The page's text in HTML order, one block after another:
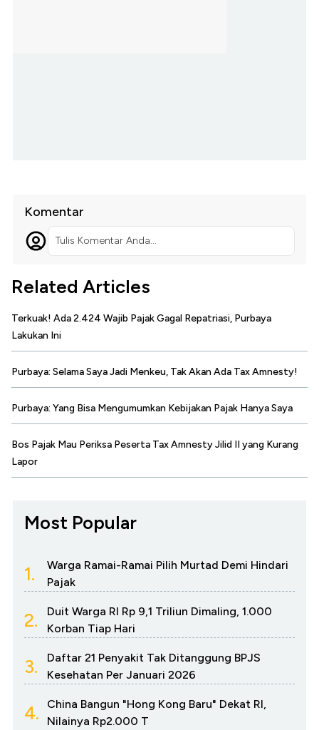
Komentar
Tulis Komentar Anda...
Related Articles
Terkuak! Ada 2.424 Wajib Pajak Gagal Repatriasi, Purbaya
Lakukan Ini
Purbaya: Selama Saya Jadi Menkeu, Tak Akan Ada Tax Amnesty!
Purbaya: Yang Bisa Mengumumkan Kebijakan Pajak Hanya Saya
Bos Pajak Mau Periksa Peserta Tax Amnesty Jilid II yang Kurang
Lapor
Most Popular
1.
Warga Ramai-Ramai Pilih Murtad Demi Hindari
Pajak
2.
Duit Warga RI Rp 9,1 Triliun Dimaling, 1.000
Korban Tiap Hari
3.
Daftar 21 Penyakit Tak Ditanggung BPJS
Kesehatan Per Januari 2026
4.
China Bangun "Hong Kong Baru" Dekat RI,
Nilainya Rp2.000 T